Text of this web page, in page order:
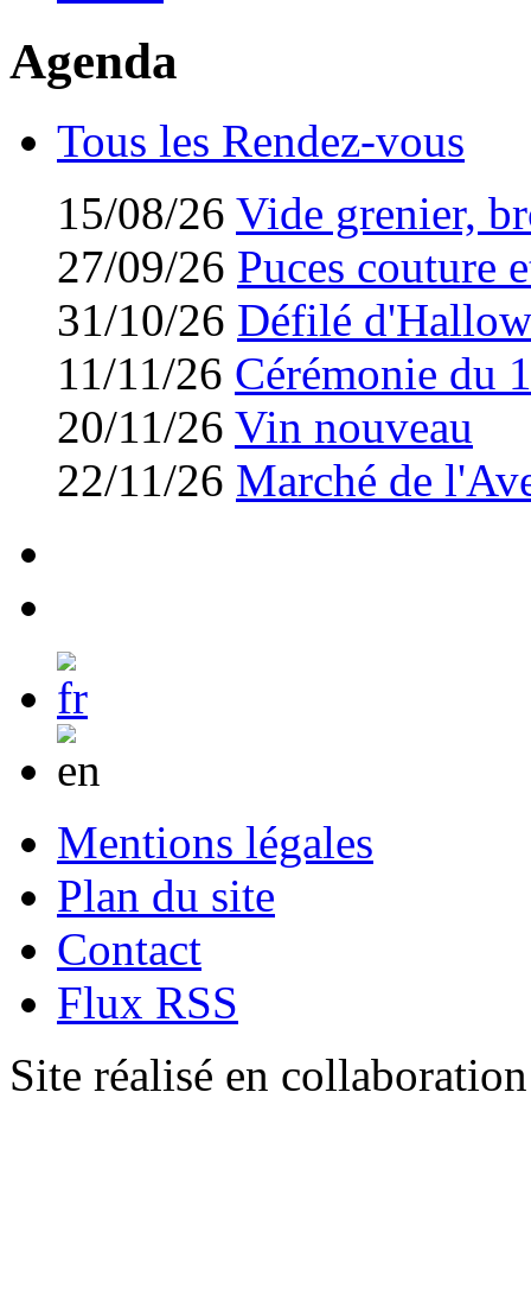
Agenda
Tous les Rendez-vous
15/08/26 Vide grenier,
27/09/26 Puces couture
31/10/26 Défilé
11/11/26 Cérémonie du
20/11/26 Vin nouveau
22/11/26 Marché de
Mentions légales
Plan du site
Contact
Flux RSS
Site réalisé en